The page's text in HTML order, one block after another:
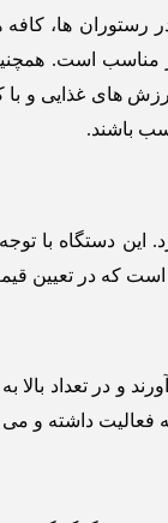
مناسب است.
ها را با حفظ بافت ها
باشند.
به بررسی عوامل
است که در تعیین
داشته و می